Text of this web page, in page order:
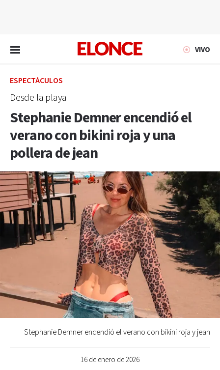
VIVO
ESPECTÁCULOS
Desde la playa
Stephanie Demner encendió el
verano con bikini roja y una
pollera de jean
16 de enero de 2026
Stephanie Demner encendió el verano con bikini roja y jean